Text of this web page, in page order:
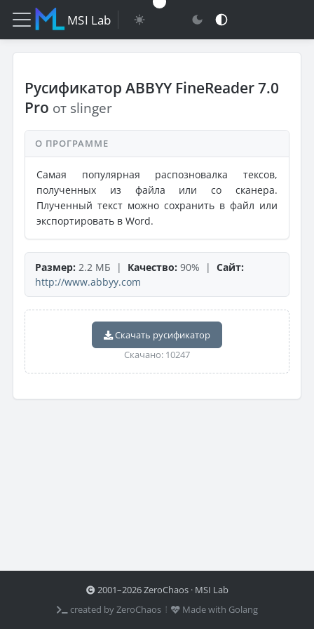
MSI Lab
Русификатор ABBYY FineReader 7.0
Pro от slinger
О ПРОГРАММЕ
Самая популярная распозновалка тексов,
полученных из файла или со сканера.
Плученный текст можно сохранить в файл или
экспортировать в Word.
Размер: 2.2 МБ | Качество: 90% | Сайт:
http://www.abbyy.com
Скачать русификатор
Скачано: 10247
2001–2026 ZeroChaos · MSI Lab
created by ZeroChaos ⦙
Made with Golang